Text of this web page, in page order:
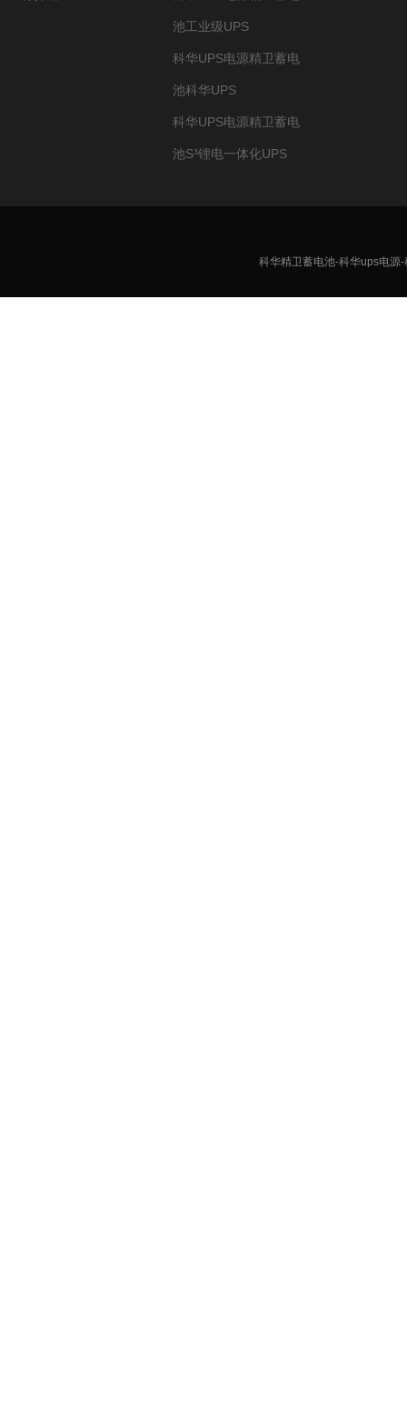
池工业级UPS
科华UPS电源精卫蓄电
池科华UPS
科华UPS电源精卫蓄电
池S³锂电一体化UPS
科华精卫蓄电池-科华ups电源